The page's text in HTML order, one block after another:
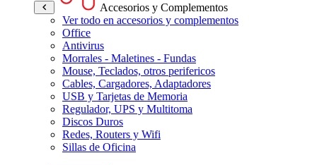
Accesorios y Complementos
Ver todo en accesorios y complementos
Office
Antivirus
Morrales - Maletines - Fundas
Mouse, Teclados, otros perifericos
Cables, Cargadores, Adaptadores
USB y Tarjetas de Memoria
Regulador, UPS y Multitoma
Discos Duros
Redes, Routers y Wifi
Sillas de Oficina